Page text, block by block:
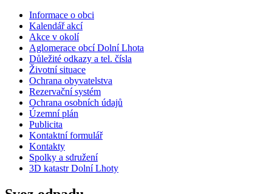
Informace o obci
Kalendář akcí
Akce v okolí
Aglomerace obcí Dolní Lhota
Důležité odkazy a tel. čísla
Životní situace
Ochrana obyvatelstva
Rezervační systém
Ochrana osobních údajů
Územní plán
Publicita
Kontaktní formulář
Kontakty
Spolky a sdružení
3D katastr Dolní Lhoty